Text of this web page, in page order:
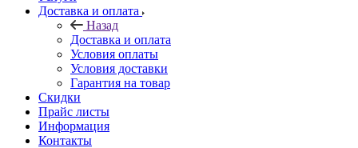
Доставка и оплата
Назад
Доставка и оплата
Условия оплаты
Условия доставки
Гарантия на товар
Скидки
Прайс листы
Информация
Контакты